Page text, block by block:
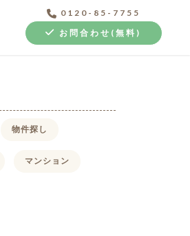
0120-85-7755
お問合わせ(無料)
物件探し
マンション